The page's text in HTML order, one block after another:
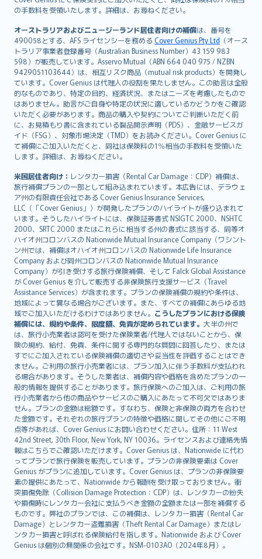
の手数料を受領いたします。詳細は、お尋ねください。
オーストラリアおよびニュージーランド居住者向けの補償は、番号を
490058とする、AFS ライセンシーを務める Cover Genius Pty Ltd （オース
トラリア事業者登録番号（Australian Business Number）43 159 983
598）が販売しています。Asservo Mutual（ABN 664 040 975 / NZBN
9429051103644）は、相互リスク商品（mutual risk products）を開発し
ています。Cover Genius は代理人の役割を果たしません。この助言は全般
的なものであり、特定の目的、経済状況、またはニーズを考慮したもので
はありません。助言がご自身や特定の状況に適しているかどうかをご確認
いただく必要があります。商品の購入や契約についてご判断いただく前
に、お見積もり書に含まれている製品開示声明（PDS）、金融サービスガ
イド（FSG）、対象市場決定（TMD）をお読みください。Cover Genius に
て補償にご加入いただくと、同社は保険料の1％相当の手数料を受領いた
します。詳細は、お尋ねください。
米国居住者向け： レンタカー損害（Rental Car Damage：CDP）補償は、
旅行補償プランの一部として組み込まれています。本広告には、デラウェ
ア州の有限責任会社である Cover Genius Insurance Services,
LLC（「Cover Genius」）が開発したプランのハイライトが盛り込まれて
います。そうしたハイライトには、保険証券書式 NSIGTC 2000、NSHTC
2000、SRTC 2000 またはこれらに相当する州の書式に該当する、同等オ
ハイオ州コロンバスの Nationwide Mutual Insurance Company（ワシント
ン州では、補償はオハイオ州コロンバスの Nationwide Life Insurance
Company および同州コロンバスの Nationwide Mutual Insurance
Company）が引き受けする旅行保険補償、そして Falck Global Assistance
が Cover Genius を介して販売する非保険旅行支援サービス（Travel
Assistance Services）が含まれます。プランの保険補償の規約や条件は、
地域によって異なる場合がございます。また、すべての補償にあらゆる地
域でご加入いただけるわけではありません。 こうしたプランにおける保険
補償には、規約や条件、限度額、免責が定められています。 大半の州で
は、旅行小売業者は認可を受けた保険業者/代理人ではないことから、保
険の規約、給付、免責、条件に関する専門的な質問に回答したり、または
すでにご加入されている保険補償の適切さや妥当性を評価することはでき
ません。ご利用の旅行小売業者には、プラン加入に伴う手数料が支払われ
る場合があります。そうした業者は、補償内容や価格を含めたプランの一
般的情報を提供することがあります。旅行保険へのご加入は、ご利用の旅
行小売業者から他の商品やサービスのご購入にあたって不可欠ではありま
せん。プランの金額は総額です。すなわち、保険と非保険の両方を合わせ
た金額です。それぞれの旅行プランの特徴や価格に関してその他にご不明
点等があれば、Cover Genius にお問い合わせください。住所：11 West
42nd Street, 30th Floor, New York, NY 10036。ライセンスおよび連絡先情
報はこちらでご確認いただけます。Cover Genius は、Nationwide に代わ
ってプランで旅行保険を販売しています。プランの非保険要素は Cover
Genius がプランに追加しています。Cover Genius は、プランの非保険要
素の提供にあたって、Nationwide から報酬を受け取っておりません。衝
突損傷免除（Collision Damage Protection：CDP）は、レンタカーの紛失
や損傷時にレンタカー会社に支払うべき金額の全額または一部を補償する
ものです。弊社のプランでは、この補償は、レンタカー損害（Rental Car
Damage）とレンタカー盗難損害（Theft Rental Car Damage）またはレ
ンタカー損害と呼ばれる保険給付を指します。Nationwide および Cover
Genius は個別の無関係の会社です。NSM-0103AO（2024年8月）。
Português
svenska
日本語
한국어
dansk
norsk
suomi
العربيّة
Türkçe
česky
Русский
български
català
Hrvatski
eesti
Ελληνικά
Magyar
Íslenska
Bahasa Indonesia
latviešu
Lietuviškai
Bahasa Melayu
Română
српски
Slovensky
Slovenščina
Українська
Tiếng Việt